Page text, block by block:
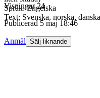
Språk: Engelska
Text: Svenska, norska,
Visningar 24
Publicerad 5 maj 18:46
Anmäl Sälj liknande